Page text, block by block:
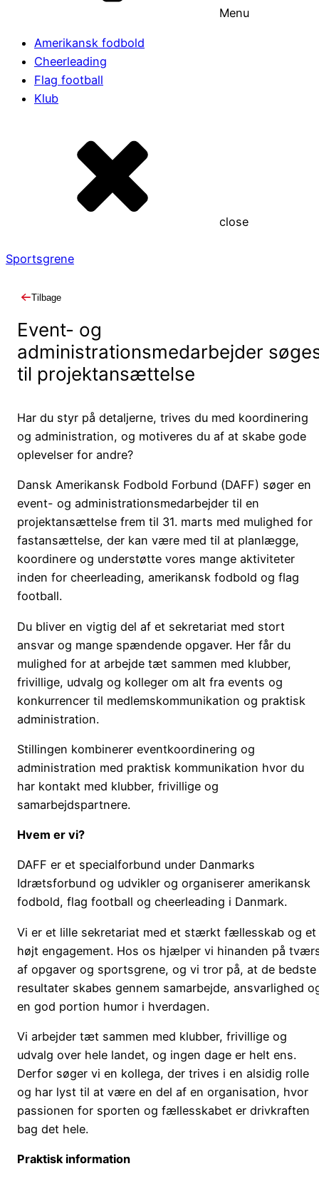
Menu
Amerikansk fodbold
Cheerleading
Flag football
Klub
close
Sportsgrene
Tilbage
Event- og
administrationsmedarbejder
til projektansættelse
Har du styr på detaljerne, trives du med koordinering
og administration, og motiveres du af at skabe gode
oplevelser for andre?
Dansk Amerikansk Fodbold Forbund (DAFF) søger en
event- og administrationsmedarbejder til en
projektansættelse frem til 31. marts med mulighed for
fastansættelse, der kan være med til at planlægge,
koordinere og understøtte vores mange aktiviteter
inden for cheerleading, amerikansk fodbold og flag
football.
Du bliver en vigtig del af et sekretariat med stort
ansvar og mange spændende opgaver. Her får du
mulighed for at arbejde tæt sammen med klubber,
frivillige, udvalg og kolleger om alt fra events og
konkurrencer til medlemskommunikation og praktisk
administration.
Stillingen kombinerer eventkoordinering og
administration med praktisk kommunikation hvor du
har kontakt med klubber, frivillige og
samarbejdspartnere.
Hvem er vi?
DAFF er et specialforbund under Danmarks
Idrætsforbund og udvikler og organiserer amerikansk
fodbold, flag football og cheerleading i Danmark.
Vi er et lille sekretariat med et stærkt fællesskab og et
højt engagement. Hos os hjælper vi hinanden på
af opgaver og sportsgrene, og vi tror på, at de bedste
resultater skabes gennem samarbejde, ansvarlighed
en god portion humor i hverdagen.
Vi arbejder tæt sammen med klubber, frivillige og
udvalg over hele landet, og ingen dage er helt ens.
Derfor søger vi en kollega, der trives i en alsidig rolle
og har lyst til at være en del af en organisation, hvor
passionen for sporten og fællesskabet er drivkraften
bag det hele.
Praktisk information